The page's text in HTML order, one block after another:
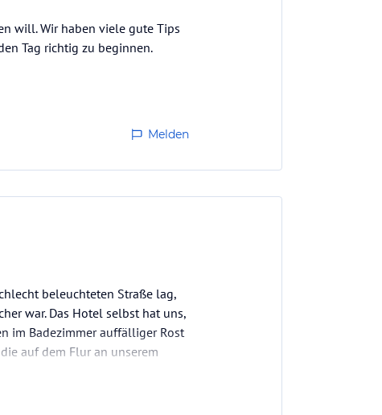
will. Wir haben viele gute Tips
Tag richtig zu beginnen.
Melden
beleuchteten Straße lag,
war. Das Hotel selbst hat uns,
im Badezimmer auffälliger Rost
auf dem Flur an unserem